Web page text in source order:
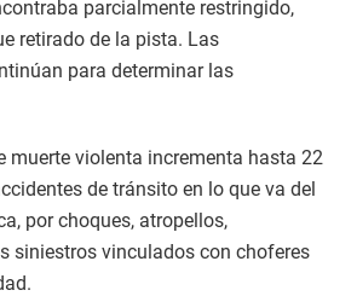
parcialmente restringido,
retirado de la pista. Las
para determinar las
muerte violenta incrementa hasta 22
de tránsito en lo que va del
por choques, atropellos,
siniestros vinculados con choferes